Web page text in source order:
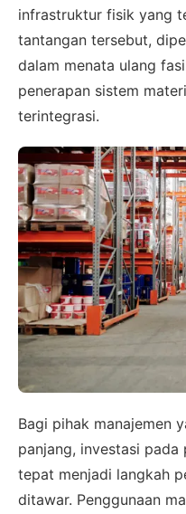
infrastruktur fisik yang
tantangan tersebut,
dalam menata ulang
penerapan sistem
terintegrasi.
Bagi pihak manajemen
panjang, investasi
tepat menjadi langkah
ditawar. Penggunaan